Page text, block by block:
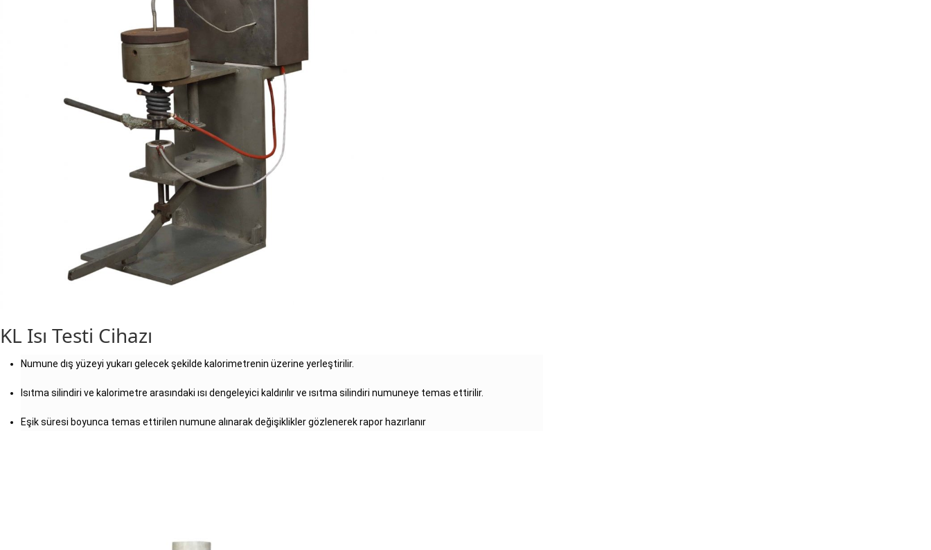
KL Isı Testi Cihazı
Numune dış yüzeyi yukarı gelecek şekilde kalorimetrenin üzerine yerleştirilir.
Isıtma silindiri ve kalorimetre arasındaki ısı dengeleyici kaldırılır ve ısıtma silindiri numuneye temas ettirilir.
Eşik süresi boyunca temas ettirilen numune alınarak değişiklikler gözlenerek rapor hazırlanır